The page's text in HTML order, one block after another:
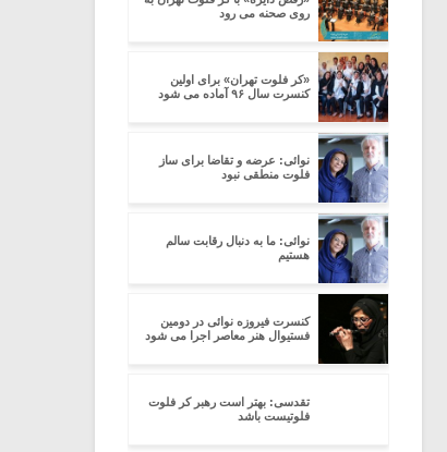
روی صحنه می رود
«کر فلوت تهران» برای اولین
کنسرت سال ۹۶ آماده می شود
نوائی: عرضه و تقاضا برای ساز
فلوت منطقی نبود
نوائی: ما به دنبال رقابت سالم
هستیم
کنسرت فیروزه نوائی در دومین
فستیوال هنر معاصر اجرا می شود
تقدسی: بهتر است رهبر کر فلوت
فلوتیست باشد